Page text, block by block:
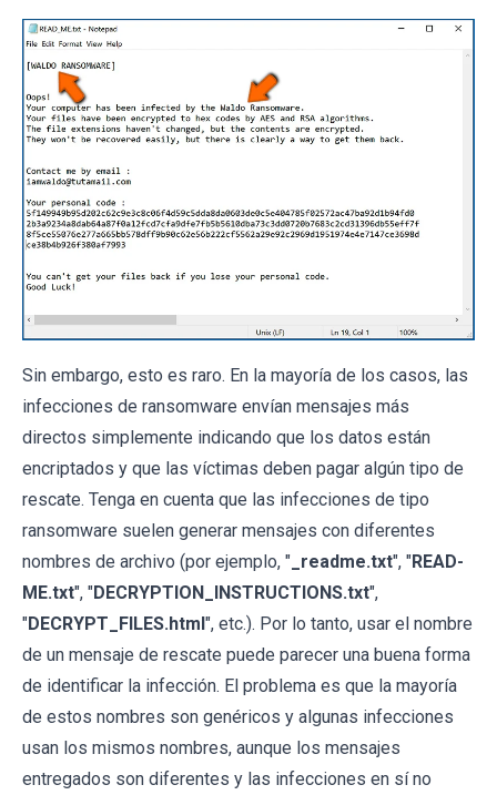
Sin embargo, esto es raro. En la mayoría de los casos, las
infecciones de ransomware envían mensajes más
directos simplemente indicando que los datos están
encriptados y que las víctimas deben pagar algún tipo de
rescate. Tenga en cuenta que las infecciones de tipo
ransomware suelen generar mensajes con diferentes
nombres de archivo (por ejemplo, " _readme.txt", "READ-
ME.txt", "DECRYPTION_INSTRUCTIONS.txt",
"DECRYPT_FILES.html ", etc.). Por lo tanto, usar el nombre
de un mensaje de rescate puede parecer una buena forma
de identificar la infección. El problema es que la mayoría
de estos nombres son genéricos y algunas infecciones
usan los mismos nombres, aunque los mensajes
entregados son diferentes y las infecciones en sí no